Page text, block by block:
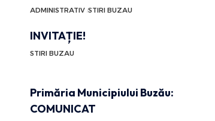
ADMINISTRATIV STIRI BUZAU
INVITAȚIE!
STIRI BUZAU
Primăria Municipiului Buzău:
COMUNICAT